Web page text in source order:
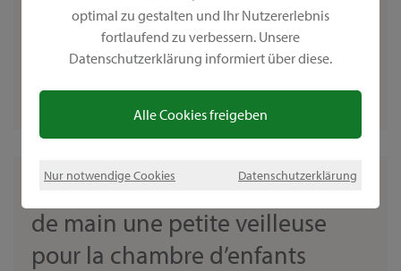
optimal zu gestalten und Ihr Nutzererlebnis
fortlaufend zu verbessern. Unsere
Datenschutzerklärung informiert über diese.
Alle Cookies freigeben
Nur notwendige Cookies Datenschutzerklärung
Pas à Pas : réaliser un panneau de bienvenue
OutdoorDecor est une peinture déco mate, idéale
peint pendant une journée, il peut être ensuite...
Réalisez facilement en un tour
de main une petite veilleuse
pour la chambre d’enfants